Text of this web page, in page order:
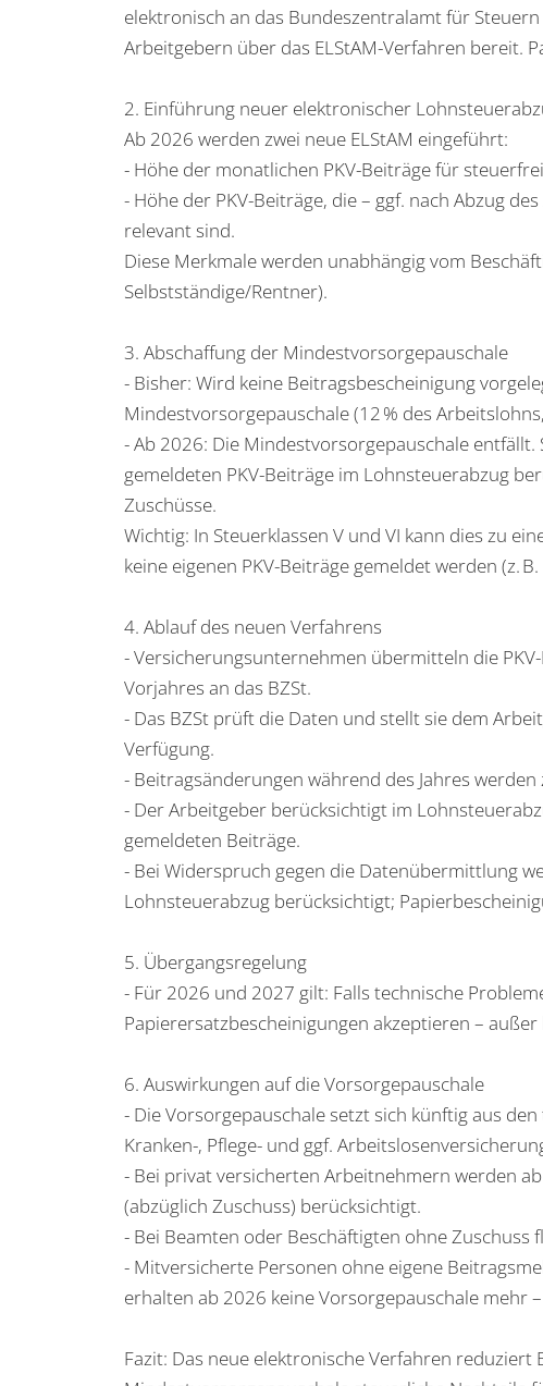
elektronisch an das Bundeszentralamt für
Arbeitgebern über das ELStAM-Verfahren bereit.
2. Einführung neuer elektronischer
Ab 2026 werden zwei neue ELStAM eingeführt:
- Höhe der monatlichen PKV-Beiträge für
- Höhe der PKV-Beiträge, die – ggf. nach Abzug
relevant sind.
Diese Merkmale werden unabhängig vom
Selbstständige/Rentner).
3. Abschaffung der Mindestvorsorgepauschale
- Bisher: Wird keine Beitragsbescheinigung
Mindestvorsorgepauschale (12 % des
- Ab 2026: Die Mindestvorsorgepauschale
gemeldeten PKV-Beiträge im Lohnsteuerabzug
Zuschüsse.
Wichtig: In Steuerklassen V und VI kann dies zu
keine eigenen PKV-Beiträge gemeldet werden (z.
4. Ablauf des neuen Verfahrens
- Versicherungsunternehmen übermitteln die
Vorjahres an das BZSt.
- Das BZSt prüft die Daten und stellt sie dem
Verfügung.
- Beitragsänderungen während des Jahres
- Der Arbeitgeber berücksichtigt im
gemeldeten Beiträge.
- Bei Widerspruch gegen die Datenübermittlung
Lohnsteuerabzug berücksichtigt;
5. Übergangsregelung
- Für 2026 und 2027 gilt: Falls technische
Papierersatzbescheinigungen akzeptieren –
6. Auswirkungen auf die Vorsorgepauschale
- Die Vorsorgepauschale setzt sich künftig aus
Kranken-, Pflege- und ggf.
- Bei privat versicherten Arbeitnehmern werden
(abzüglich Zuschuss) berücksichtigt.
- Bei Beamten oder Beschäftigten ohne Zuschuss
- Mitversicherte Personen ohne eigene
erhalten ab 2026 keine Vorsorgepauschale mehr
Fazit: Das neue elektronische Verfahren